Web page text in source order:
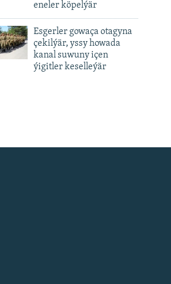
eneler köpelýär
Esgerler gowaça otagyna
çekilýär, yssy howada
kanal suwuny içen
ýigitler keselleýär